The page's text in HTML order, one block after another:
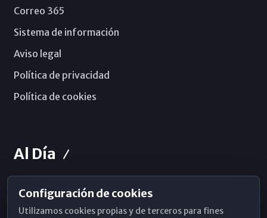
Correo 365
Sistema de información
Aviso legal
Política de privacidad
Política de cookies
Al Día
Horarios de Misa
Configuración de cookies
Utilizamos cookies propias y de terceros para fines